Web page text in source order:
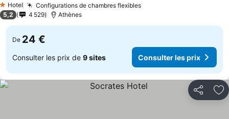
1 Étoiles
Hotel Configurations de chambres flexibles
5,2 4 529 Athènes
De 24 €
Consulter les prix de 9 sites Consulter les prix
Partager